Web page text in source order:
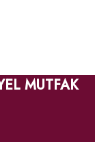
MUTFAK